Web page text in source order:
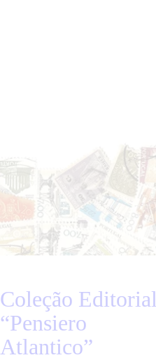
Coleção Editorial
“Pensiero
Atlantico”